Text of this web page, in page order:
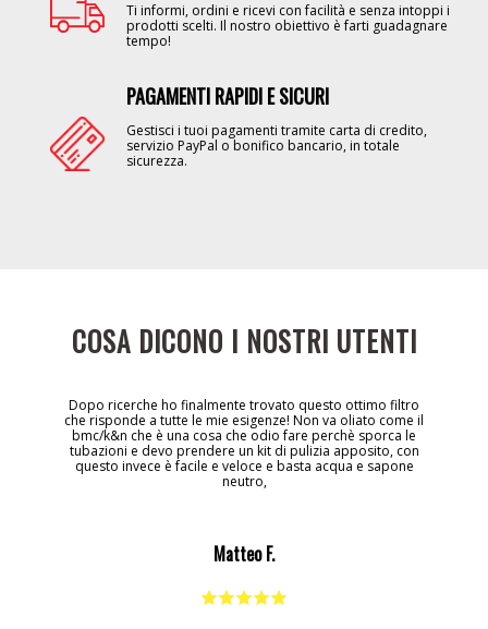
Ti informi, ordini e ricevi con facilità e senza intoppi i
prodotti scelti. Il nostro obiettivo è farti guadagnare
tempo!
PAGAMENTI RAPIDI E SICURI
Gestisci i tuoi pagamenti tramite carta di credito,
servizio PayPal o bonifico bancario, in totale
sicurezza.
COSA DICONO I NOSTRI UTENTI
Dopo ricerche ho finalmente trovato questo ottimo filtro
che risponde a tutte le mie esigenze! Non va oliato come il
bmc/k&n che è una cosa che odio fare perchè sporca le
tubazioni e devo prendere un kit di pulizia apposito, con
questo invece è facile e veloce e basta acqua e sapone
neutro,
Matteo F.